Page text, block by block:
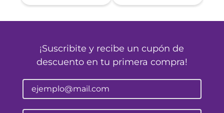
¡Suscribite y recibe un cupón de
descuento en tu primera compra!